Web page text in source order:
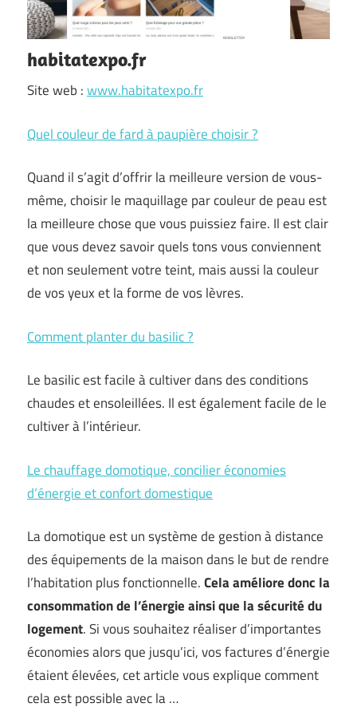
habitatexpo.fr
Site web :www.habitatexpo.fr
Quel couleur de fard à paupière choisir ?
Quand il s’agit d’offrir la meilleure version de vous-
même, choisir le maquillage par couleur de peau est
la meilleure chose que vous puissiez faire. Il est clair
que vous devez savoir quels tons vous conviennent
et non seulement votre teint, mais aussi la couleur
de vos yeux et la forme de vos lèvres.
Comment planter du basilic ?
Le basilic est facile à cultiver dans des conditions
chaudes et ensoleillées. Il est également facile de le
cultiver à l’intérieur.
Le chauffage domotique, concilier économies
d’énergie et confort domestique
La domotique est un système de gestion à distance
des équipements de la maison dans le but de rendre
l’habitation plus fonctionnelle.Cela améliore donc la
consommation de l’énergie ainsi que la sécurité du
logement. Si vous souhaitez réaliser d’importantes
économies alors que jusqu’ici, vos factures d’énergie
étaient élevées, cet article vous explique comment
cela est possible avec la …